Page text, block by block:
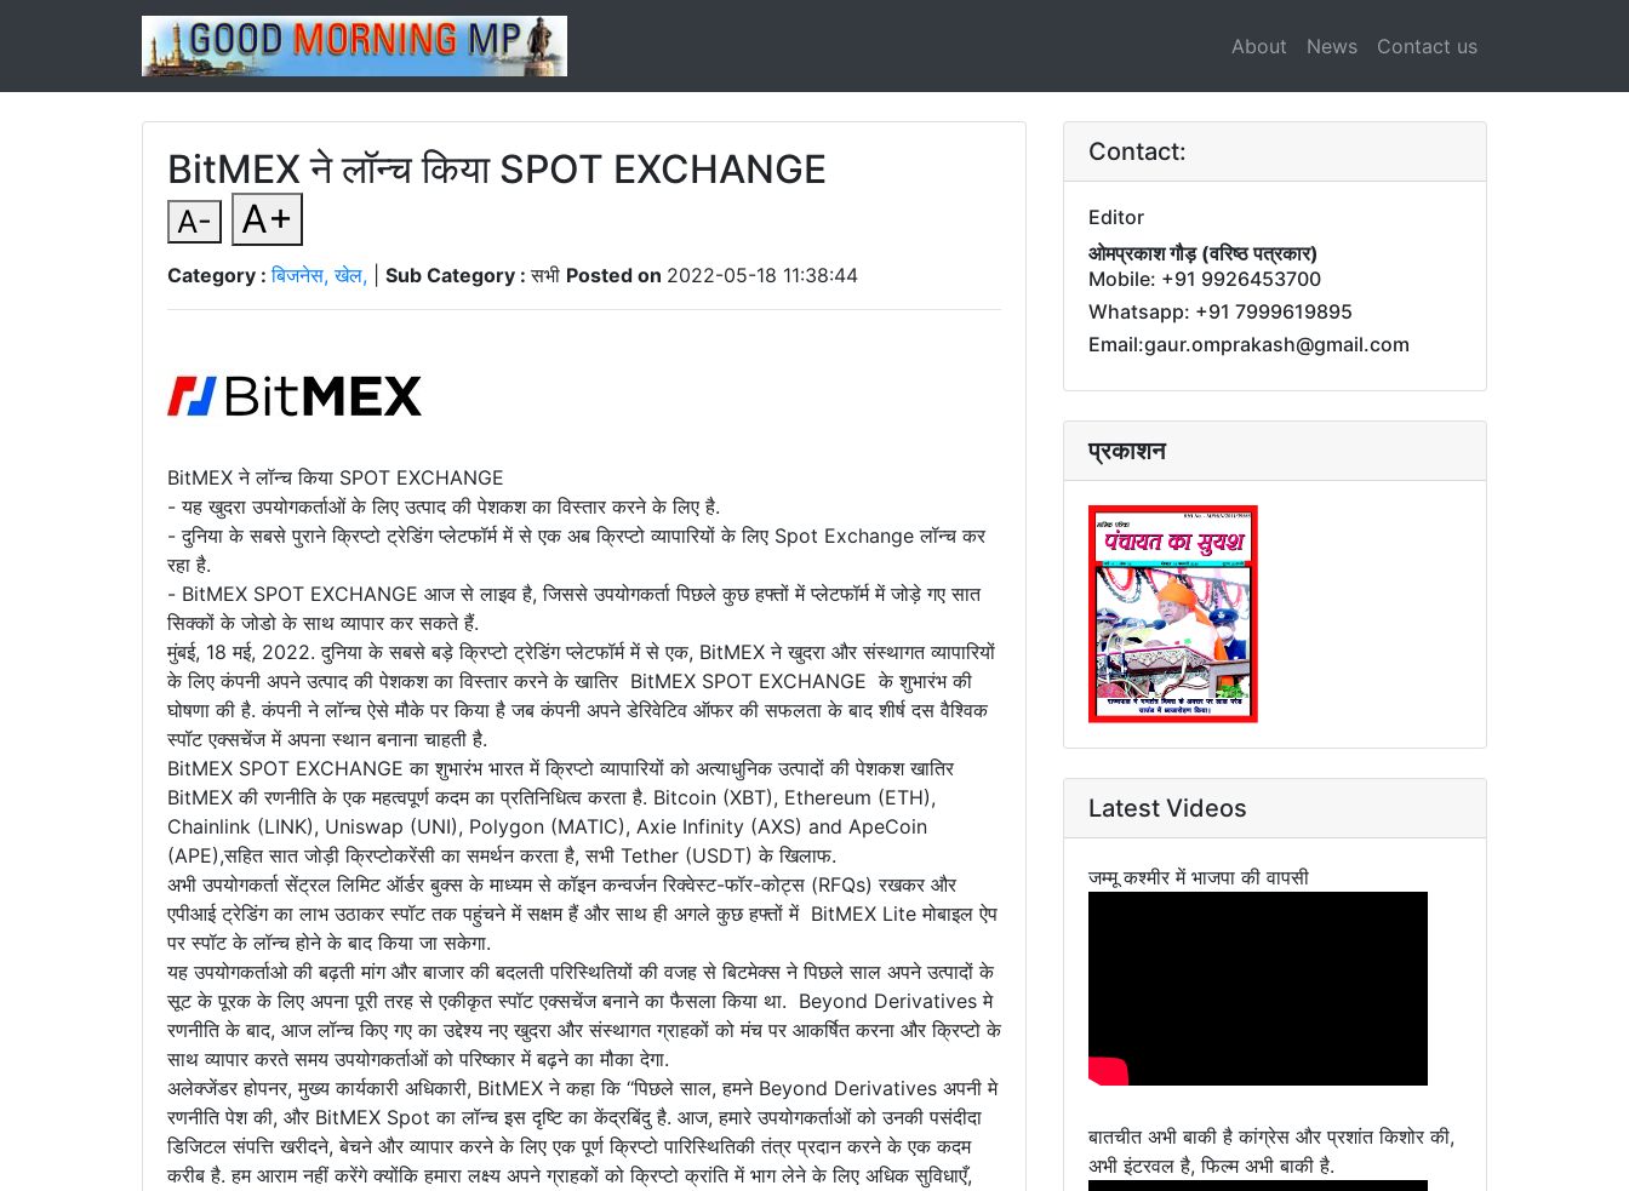
About News Contact us
BitMEX ने लॉन्च किया SPOT EXCHANGE
A- A+
Category :बिजनेस, खेल, Sub Category :सभी Posted on 2022-05-18 11:38:44
BitMEX ने लॉन्च किया SPOT EXCHANGE
- यह खुदरा उपयोगकर्ताओं के लिए उत्पाद की पेशकश का विस्तार करने के लिए है.
- दुनिया के सबसे पुराने क्रिप्टो ट्रेडिंग प्लेटफॉर्म में से एक अब क्रिप्टो व्यापारियों के लिए Spot Exchange लॉन्च कर
रहा है.
- BitMEX SPOT EXCHANGE आज से लाइव है, जिससे उपयोगकर्ता पिछले कुछ हफ्तों में प्लेटफॉर्म में जोड़े गए सात
सिक्कों के जोडो के साथ व्यापार कर सकते हैं.
मुंबई, 18 मई, 2022. दुनिया के सबसे बड़े क्रिप्टो ट्रेडिंग प्लेटफॉर्म में से एक, BitMEX ने खुदरा और संस्थागत व्यापारियों
के लिए कंपनी अपने उत्पाद की पेशकश का विस्तार करने के खातिर BitMEX SPOT EXCHANGE के शुभारंभ की
घोषणा की है. कंपनी ने लॉन्च ऐसे मौके पर किया है जब कंपनी अपने डेरिवेटिव ऑफर की सफलता के बाद शीर्ष दस वैश्विक
स्पॉट एक्सचेंज में अपना स्थान बनाना चाहती है.
BitMEX SPOT EXCHANGE का शुभारंभ भारत में क्रिप्टो व्यापारियों को अत्याधुनिक उत्पादों की पेशकश खातिर
BitMEX की रणनीति के एक महत्वपूर्ण कदम का प्रतिनिधित्व करता है. Bitcoin (XBT), Ethereum (ETH),
Chainlink (LINK), Uniswap (UNI), Polygon (MATIC), Axie Infinity (AXS) and ApeCoin
(APE),सहित सात जोड़ी क्रिप्टोकरेंसी का समर्थन करता है, सभी Tether (USDT) के खिलाफ.
अभी उपयोगकर्ता सेंट्रल लिमिट ऑर्डर बुक्स के माध्यम से कॉइन कन्वर्जन रिक्वेस्ट-फॉर-कोट्स (RFQs) रखकर और
एपीआई ट्रेडिंग का लाभ उठाकर स्पॉट तक पहुंचने में सक्षम हैं और साथ ही अगले कुछ हफ्तों में BitMEX Lite मोबाइल ऐप
पर स्पॉट के लॉन्च होने के बाद किया जा सकेगा.
यह उपयोगकर्ताओ की बढ़ती मांग और बाजार की बदलती परिस्थितियों की वजह से बिटमेक्स ने पिछले साल अपने उत्पादों के
सूट के पूरक के लिए अपना पूरी तरह से एकीकृत स्पॉट एक्सचेंज बनाने का फैसला किया था. Beyond Derivatives मे
रणनीति के बाद, आज लॉन्च किए गए का उद्देश्य नए खुदरा और संस्थागत ग्राहकों को मंच पर आकर्षित करना और क्रिप्टो के
साथ व्यापार करते समय उपयोगकर्ताओं को परिष्कार में बढ़ने का मौका देगा.
अलेक्जेंडर होपनर, मुख्य कार्यकारी अधिकारी, BitMEX ने कहा कि ‘‘पिछले साल, हमने Beyond Derivatives अपनी मे
रणनीति पेश की, और BitMEX Spot का लॉन्च इस दृष्टि का केंद्रबिंदु है. आज, हमारे उपयोगकर्ताओं को उनकी पसंदीदा
डिजिटल संपत्ति खरीदने, बेचने और व्यापार करने के लिए एक पूर्ण क्रिप्टो पारिस्थितिकी तंत्र प्रदान करने के एक कदम
करीब है. हम आराम नहीं करेंगे क्योंकि हमारा लक्ष्य अपने ग्राहकों को क्रिप्टो क्रांति में भाग लेने के लिए अधिक सुविधाएँ,
Contact:
Editor
ओमप्रकाश गौड़ (वरिष्ठ पत्रकार)
Mobile: +91 9926453700
Whatsapp: +91 7999619895
Email:gaur.omprakash@gmail.com
प्रकाशन
Latest Videos
जम्मू कश्मीर में भाजपा की वापसी
बातचीत अभी बाकी है कांग्रेस और प्रशांत किशोर की,
अभी इंटरवल है, फिल्म अभी बाकी है.